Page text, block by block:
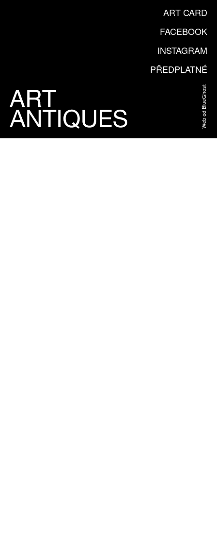
ART CARD
FACEBOOK
INSTAGRAM
PŘEDPLATNÉ
Web od BlueGhost